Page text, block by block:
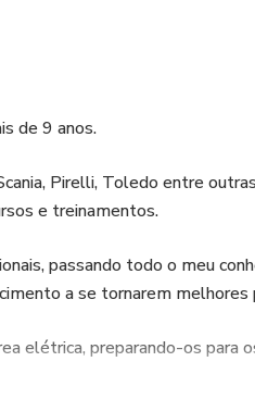
de 9 anos.
Pirelli, Toledo entre
e treinamentos.
passando todo o meu
a se tornarem melhores
elétrica, preparando-os para